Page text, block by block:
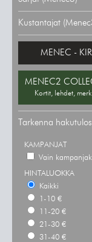
Kustantajat
MENEC -
MENEC2
Kortit, lehdet,
Tarkenna
KAMPANJAT
Vain
HINTALUOKKA
Kaikki
1-10 €
11-20 €
21-30 €
31-40 €